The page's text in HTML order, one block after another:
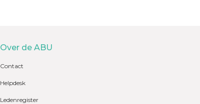
Over de ABU
Contact
Helpdesk
Ledenregister